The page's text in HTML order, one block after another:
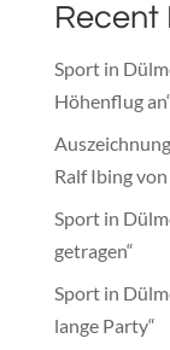
Recent
Sport in
Höhenflug
Ralf Ibing
Sport in
getragen“
Sport in
lange Party“